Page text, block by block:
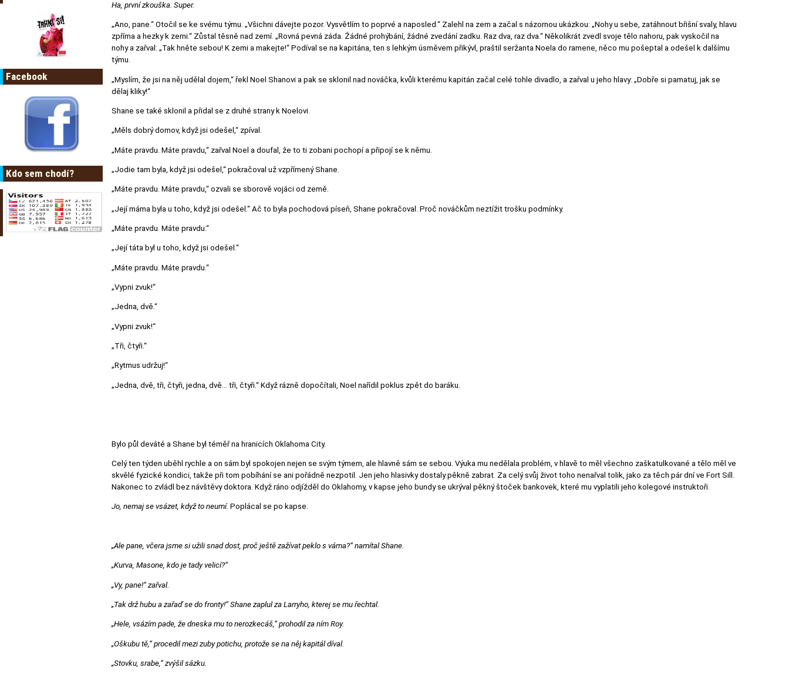
Facebook
Kdo sem chodí?
Ha, první zkouška. Super.
„Ano, pane.“ Otočil se ke svému týmu. „Všichni dávejte pozor. Vysvětlím to poprvé a naposled.“ Zalehl na zem a začal s názornou ukázkou: „Nohy u sebe, zatáhnout břišní svaly, hlavu
zpříma a hezky k zemi.“ Zůstal těsně nad zemí. „Rovná pevná záda. Žádné prohýbání, žádné zvedání zadku. Raz dva, raz dva.“ Několikrát zvedl svoje tělo nahoru, pak vyskočil na
nohy a zařval: „Tak hněte sebou! K zemi a makejte!“ Podíval se na kapitána, ten s lehkým úsměvem přikývl, praštil seržanta Noela do ramene, něco mu pošeptal a odešel k dalšímu
týmu.
„Myslím, že jsi na něj udělal dojem,“ řekl Noel Shanovi a pak se sklonil nad nováčka, kvůli kterému kapitán začal celé tohle divadlo, a zařval u jeho hlavy: „Dobře si pamatuj, jak se
dělaj kliky!“
Shane se také sklonil a přidal se z druhé strany k Noelovi.
„Měls dobrý domov, když jsi odešel,“ zpíval.
„Máte pravdu. Máte pravdu,“ zařval Noel a doufal, že to ti zobani pochopí a připojí se k němu.
„Jodie tam byla, když jsi odešel,“ pokračoval už vzpřímený Shane.
„Máte pravdu. Máte pravdu,“ ozvali se sborově vojáci od země.
„Její máma byla u toho, když jsi odešel.“ Ač to byla pochodová píseň, Shane pokračoval. Proč nováčkům neztížit trošku podmínky.
„Máte pravdu. Máte pravdu.“
„Její táta byl u toho, když jsi odešel.“
„Máte pravdu. Máte pravdu.“
„Vypni zvuk!“
„Jedna, dvě.“
„Vypni zvuk!“
„Tři, čtyři.“
„Rytmus udržuj!“
„Jedna, dvě, tři, čtyři, jedna, dvě… tři, čtyři.“ Když rázně dopočítali, Noel nařídil poklus zpět do baráku.
Bylo půl deváté a Shane byl téměř na hranicích Oklahoma City.
Celý ten týden uběhl rychle a on sám byl spokojen nejen se svým týmem, ale hlavně sám se sebou. Výuka mu nedělala problém, v hlavě to měl všechno zaškatulkované a tělo měl ve
skvělé fyzické kondici, takže při tom pobíhání se ani pořádně nezpotil. Jen jeho hlasivky dostaly pěkně zabrat. Za celý svůj život toho nenařval tolik, jako za těch pár dní ve Fort Sill.
Nakonec to zvládl bez návštěvy doktora. Když ráno odjížděl do Oklahomy, v kapse jeho bundy se ukrýval pěkný štoček bankovek, které mu vyplatili jeho kolegové instruktoři.
Jo, nemaj se vsázet, když to neumí. Poplácal se po kapse.
„Ale pane, včera jsme si užili snad dost, proč ještě zažívat peklo s váma?“ namítal Shane.
„Kurva, Masone, kdo je tady velicí?“
„Vy, pane!“ zařval.
„Tak drž hubu a zařaď se do fronty!“ Shane zaplul za Larryho, kterej se mu řechtal.
„Hele, vsázím pade, že dneska mu to nerozkecáš,“ prohodil za ním Roy.
„Oškubu tě,“ procedil mezi zuby potichu, protože se na něj kapitál díval.
„Stovku, srabe,“ zvýšil sázku.